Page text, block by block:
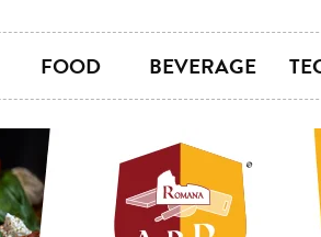
FOOD BEVERAGE